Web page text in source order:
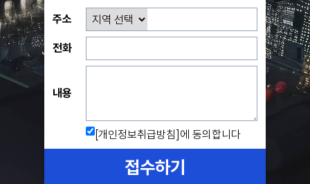
주소
전화
내용
[개인정보취급방침] 에 동의합니다
접수하기